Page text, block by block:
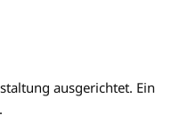
ausgerichtet. Ein